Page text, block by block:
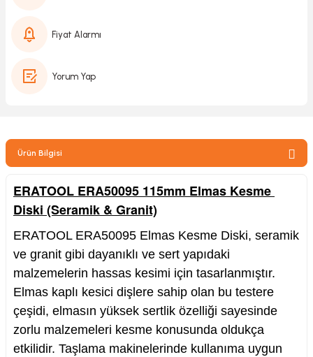
Fiyat Alarmı
Yorum Yap
Ürün Bilgisi
ERATOOL ERA50095 115mm Elmas Kesme
Diski (Seramik & Granit)
ERATOOL ERA50095 Elmas Kesme Diski, seramik
ve granit gibi dayanıklı ve sert yapıdaki
malzemelerin hassas kesimi için tasarlanmıştır.
Elmas kaplı kesici dişlere sahip olan bu testere
çeşidi, elmasın yüksek sertlik özelliği sayesinde
zorlu malzemeleri kesme konusunda oldukça
etkilidir. Taşlama makinelerinde kullanıma uygun